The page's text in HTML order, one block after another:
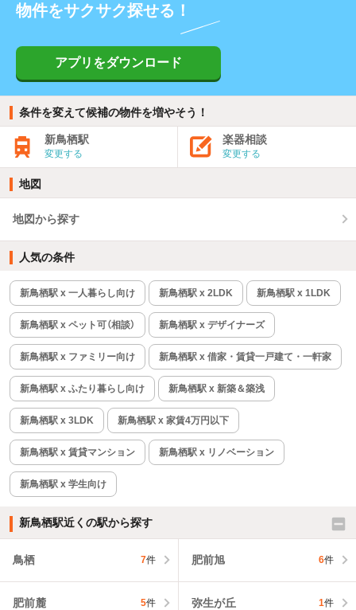
物件をサクサク探せる！
アプリをダウンロード
条件を変えて候補の物件を増やそう！
新鳥栖駅
変更する
楽器相談
変更する
地図
地図から探す
人気の条件
新鳥栖駅 x 一人暮らし向け 新鳥栖駅 x 2LDK 新鳥栖駅 x 1LDK
新鳥栖駅 x ペット可（相談） 新鳥栖駅 x デザイナーズ
新鳥栖駅 x ファミリー向け 新鳥栖駅 x 借家・賃貸一戸建て・一軒家
新鳥栖駅 x ふたり暮らし向け 新鳥栖駅 x 新築＆築浅
新鳥栖駅 x 3LDK 新鳥栖駅 x 家賃4万円以下
新鳥栖駅 x 賃貸マンション 新鳥栖駅 x リノベーション
新鳥栖駅 x 学生向け
新鳥栖駅近くの駅から探す
鳥栖 7件 肥前旭 6件
肥前麓 5件 弥生が丘 1件